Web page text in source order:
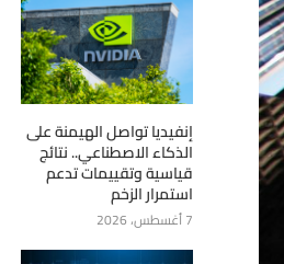
إنفيديا تواصل الهيمنة على
الذكاء الاصطناعي.. نتائج
قياسية وتقييمات تدعم
استمرار الزخم
7 أغسطس، 2026